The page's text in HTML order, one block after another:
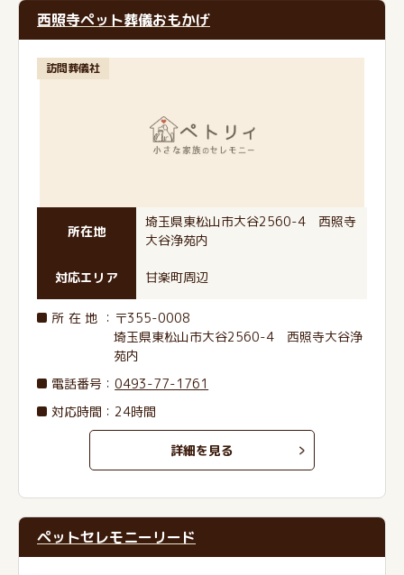
西照寺ペット葬儀おもかげ
訪問葬儀社
所在地
埼玉県東松山市大谷2560-4 西照寺
大谷浄苑内
対応エリア 甘楽町周辺
所在地 ：〒355-0008
埼玉県東松山市大谷2560-4 西照寺大谷浄
苑内
電話番号 ：0493-77-1761
対応時間：24時間
詳細を見る
ペットセレモニーリード